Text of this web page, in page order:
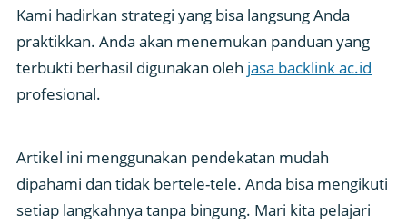
Kami hadirkan strategi yang bisa langsung Anda
praktikkan. Anda akan menemukan panduan yang
terbukti berhasil digunakan oleh jasa backlink ac.id
profesional.
Artikel ini menggunakan pendekatan mudah
dipahami dan tidak bertele-tele. Anda bisa mengikuti
setiap langkahnya tanpa bingung. Mari kita pelajari